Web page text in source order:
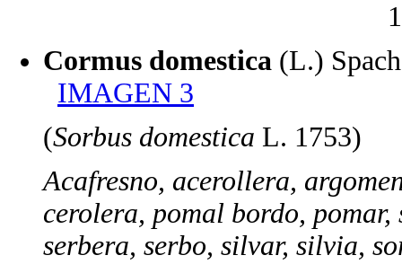
Cormus domestica (L.)
IMAGEN 3
(Sorbus domestica L. 1753)
Acafresno, acerollera,
cerolera, pomal bordo,
serbera, serbo, silvar, silvia,